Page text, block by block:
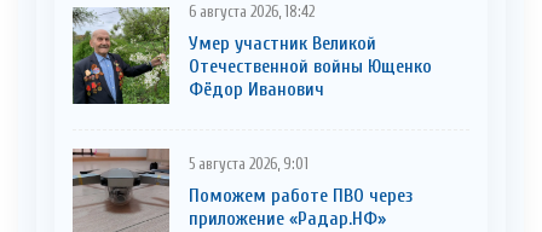
6 августа 2026, 18:42
Умер участник Великой
Отечественной войны Ющенко
Фёдор Иванович
5 августа 2026, 9:01
Поможем работе ПВО через
приложение «Радар.НФ»